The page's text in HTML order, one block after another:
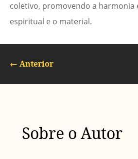
coletivo, promovendo a harmonia
espiritual e o material.
← Anterior
Sobre o Autor